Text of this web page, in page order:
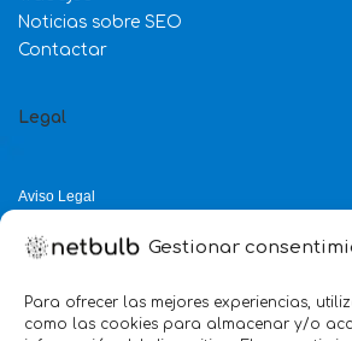
Gestionar
Para ofrecer las mejores experiencias,
como las cookies para almacenar y/o
Noticias sobre SEO
Contactar
Legal
Aviso Legal
Política de Cookies